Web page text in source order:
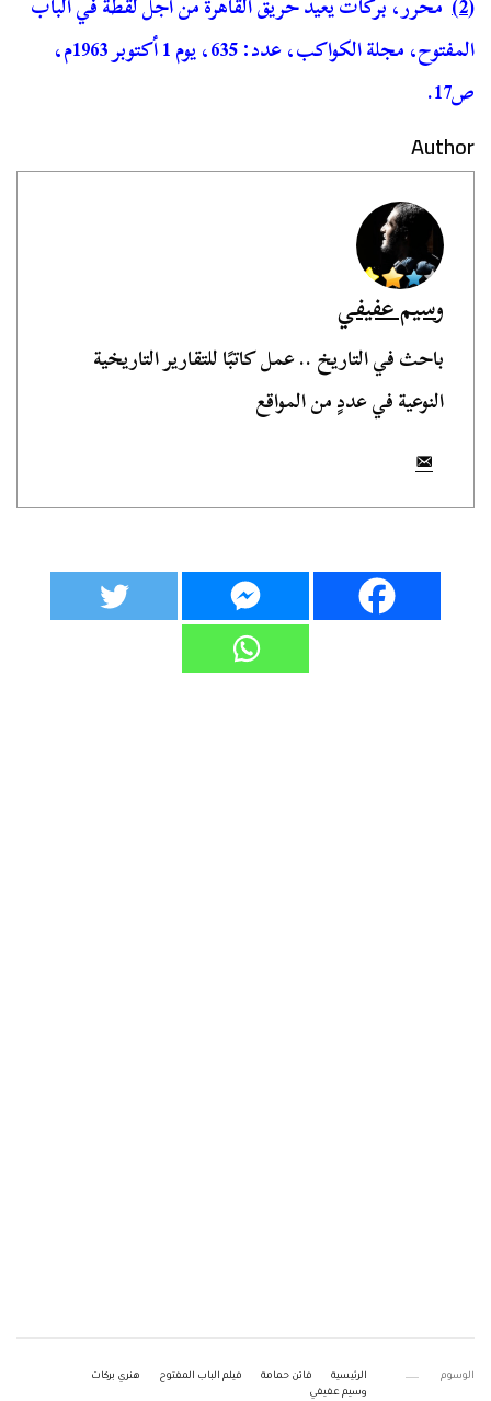
المفتوح، مجلة الكواكب، عدد: 635، يوم 1 أكتوبر 1963م،
ص17.
Author
وسيم عفيفي
باحث في التاريخ .. عمل كاتبًا للتقارير التاريخية
النوعية في عددٍ من المواقع
الوسوم الرئيسية فاتن حمامة فيلم الباب المفتوح
هنري بركات
وسيم عفيفي